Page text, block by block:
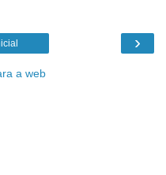
›
a web